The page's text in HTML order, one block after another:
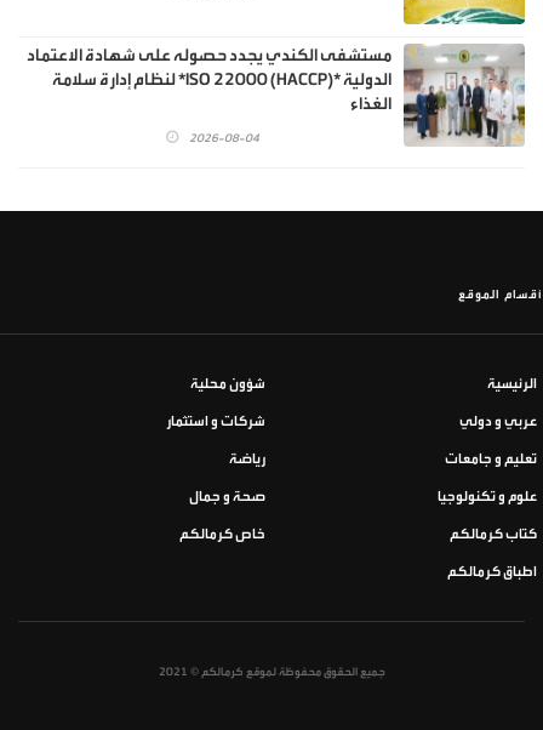
مستشفى الكندي يجدد حصوله على شهادة الاعتماد
الدولية *ISO 22000 (HACCP)* لنظام إدارة سلامة
الغذاء
2026-08-04
أقسام الموقع
الرئيسية شؤون محلية
عربي و دولي شركات و استثمار
تعليم و جامعات رياضة
علوم و تكنولوجيا صحة و جمال
كتاب كرمالكم خاص كرمالكم
اطباق كرمالكم
جميع الحقوق محفوظة لموقع كرمالكم © 2021